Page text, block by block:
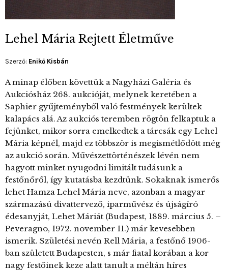
Lehel Mária Rejtett Életműve
Szerző: Enikő Kisbán
A minap élőben követtük a Nagyházi Galéria és
Aukciósház 268. aukcióját, melynek keretében a
Saphier gyűjteményből való festmények kerültek
kalapács alá. Az aukciós teremben rögtön felkaptuk a
fejünket, mikor sorra emelkedtek a tárcsák egy Lehel
Mária képnél, majd ez többször is megismétlődött még
az aukció során. Művészettörténészek lévén nem
hagyott minket nyugodni limitált tudásunk a
festőnőről, így kutatásba kezdtünk. Sokaknak ismerős
lehet Hamza Lehel Mária neve, azonban a magyar
származású divattervező, iparművész és újságíró
édesanyját, Lehet Máriát (Budapest, 1889. március 5. –
Peveragno, 1972. november 11.) már kevesebben
ismerik. Születési nevén Rell Mária, a festőnő 1906-
ban született Budapesten, s már fiatal korában a kor
nagy festőinek keze alatt tanult a méltán híres